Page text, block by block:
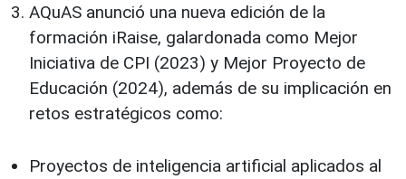
AQuAS anunció una nueva edición de la
formación iRaise, galardonada como Mejor
Iniciativa de CPI (2023) y Mejor Proyecto de
Educación (2024), además de su implicación en
retos estratégicos como:
Proyectos de inteligencia artificial aplicados al